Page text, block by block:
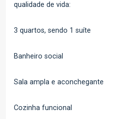
qualidade de vida:
3 quartos, sendo 1 suíte
Banheiro social
Sala ampla e aconchegante
Cozinha funcional